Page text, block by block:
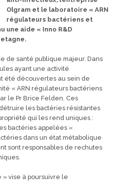
Olgram et le laboratoire « ARN
régulateurs bactériens et
une aide « Inno R&D
de santé publique majeur. Dans
ayant une activité
été découvertes au sein de
« ARN régulateurs bactériens
le Pr Brice Felden. Ces
les bactéries résistantes
qui les rend uniques :
bactéries appelées «
dans un état métabolique
sont responsables de rechutes
» vise à poursuivre le